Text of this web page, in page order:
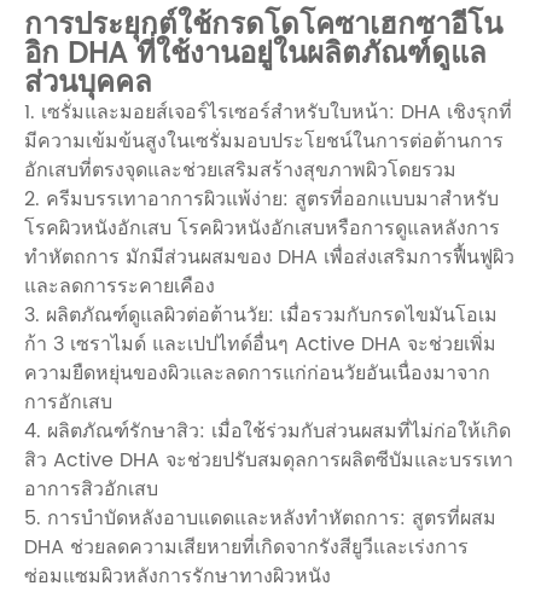
การประยุกต์ใช้กรดโดโคซาเฮกซาอีโน
อิก DHA ที่ใช้งานอยู่ในผลิตภัณฑ์ดูแล
ส่วนบุคคล
1. เซรั่มและมอยส์เจอร์ไรเซอร์สำหรับใบหน้า: DHA เชิงรุกที่
มีความเข้มข้นสูงในเซรั่มมอบประโยชน์ในการต่อต้านการ
อักเสบที่ตรงจุดและช่วยเสริมสร้างสุขภาพผิวโดยรวม
2. ครีมบรรเทาอาการผิวแพ้ง่าย: สูตรที่ออกแบบมาสำหรับ
โรคผิวหนังอักเสบ โรคผิวหนังอักเสบหรือการดูแลหลังการ
ทำหัตถการ มักมีส่วนผสมของ DHA เพื่อส่งเสริมการฟื้นฟูผิว
และลดการระคายเคือง
3. ผลิตภัณฑ์ดูแลผิวต่อต้านวัย: เมื่อรวมกับกรดไขมันโอเม
ก้า 3 เซราไมด์ และเปปไทด์อื่นๆ Active DHA จะช่วยเพิ่ม
ความยืดหยุ่นของผิวและลดการแก่ก่อนวัยอันเนื่องมาจาก
การอักเสบ
4. ผลิตภัณฑ์รักษาสิว: เมื่อใช้ร่วมกับส่วนผสมที่ไม่ก่อให้เกิด
สิว Active DHA จะช่วยปรับสมดุลการผลิตซีบัมและบรรเทา
อาการสิวอักเสบ
5. การบำบัดหลังอาบแดดและหลังทำหัตถการ: สูตรที่ผสม
DHA ช่วยลดความเสียหายที่เกิดจากรังสียูวีและเร่งการ
ซ่อมแซมผิวหลังการรักษาทางผิวหนัง